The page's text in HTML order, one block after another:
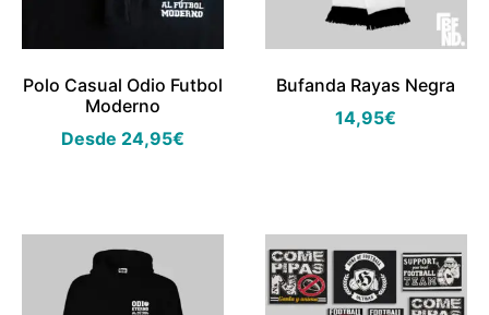
Polo Casual Odio Futbol
Moderno
Desde 24,95€
Bufanda Rayas Negra
14,95€